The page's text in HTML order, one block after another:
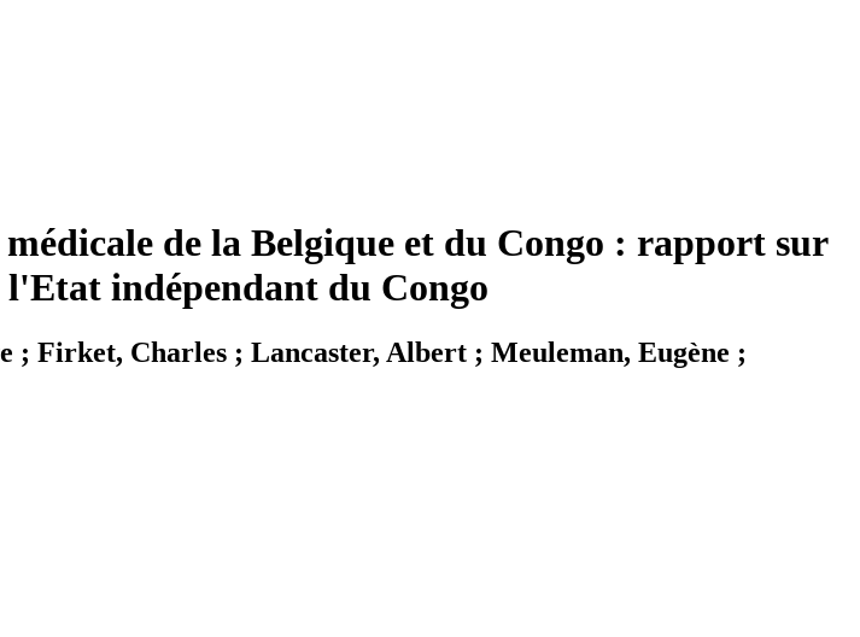
de la Belgique et du Congo : rapport sur
indépendant du Congo
; Firket, Charles ; Lancaster, Albert ; Meuleman, Eugène ;